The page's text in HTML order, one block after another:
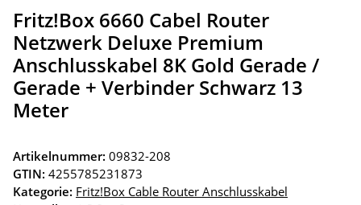
Fritz!Box 6660 Cabel Router
Netzwerk Deluxe Premium
Anschlusskabel 8K Gold Gerade /
Gerade + Verbinder Schwarz 13
Meter
Artikelnummer: 09832-208
GTIN: 4255785231873
Kategorie: Fritz!Box Cable Router Anschlusskabel